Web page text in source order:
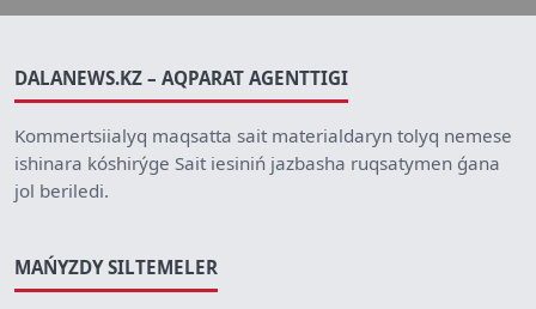
DALANEWS.KZ – AQPARAT AGENTTIGI
Kommertsiialyq maqsatta sait materialdaryn tolyq nemese
ishinara kóshirýge Sait iesiniń jazbasha ruqsatymen ǵana
jol beriledi.
MAŃYZDY SILTEMELER